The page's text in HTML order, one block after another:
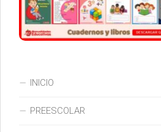
INICIO
PREESCOLAR